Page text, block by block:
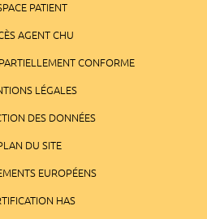
PATIENT
AGENT CHU
CONFORME
LÉGALES
DES DONNÉES
DU SITE
EUROPÉENS
HAS